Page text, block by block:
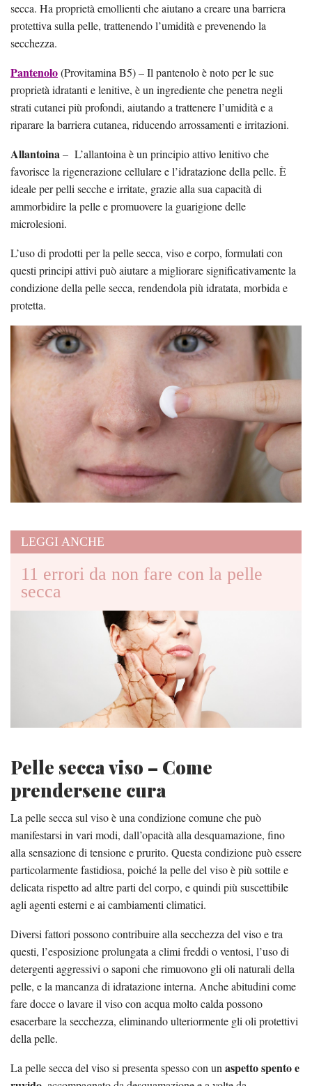
secca. Ha proprietà emollienti che aiutano a creare una barriera
protettiva sulla pelle, trattenendo l’umidità e prevenendo la
secchezza.
Pantenolo(Provitamina B5) – Il pantenolo è noto per le sue
proprietà idratanti e lenitive, è un ingrediente che penetra negli
strati cutanei più profondi, aiutando a trattenere l’umidità e a
riparare la barriera cutanea, riducendo arrossamenti e irritazioni.
Allantoina– L’allantoina è un principio attivo lenitivo che
favorisce la rigenerazione cellulare e l’idratazione della pelle. È
ideale per pelli secche e irritate, grazie alla sua capacità di
ammorbidire la pelle e promuovere la guarigione delle
microlesioni.
L’uso di prodotti per la pelle secca, viso e corpo, formulati con
questi principi attivi può aiutare a migliorare significativamente la
condizione della pelle secca, rendendola più idratata, morbida e
protetta.
LEGGI ANCHE
11 errori da non fare con la pelle
secca
Pelle secca viso – Come
prendersene cura
La pelle secca sul viso è una condizione comune che può
manifestarsi in vari modi, dall’opacità alla desquamazione, fino
alla sensazione di tensione e prurito. Questa condizione può essere
particolarmente fastidiosa, poiché la pelle del viso è più sottile e
delicata rispetto ad altre parti del corpo, e quindi più suscettibile
agli agenti esterni e ai cambiamenti climatici.
Diversi fattori possono contribuire alla secchezza del viso e tra
questi, l’esposizione prolungata a climi freddi o ventosi, l’uso di
detergenti aggressivi o saponi che rimuovono gli oli naturali della
pelle, e la mancanza di idratazione interna. Anche abitudini come
fare docce o lavare il viso con acqua molto calda possono
esacerbare la secchezza, eliminando ulteriormente gli oli protettivi
della pelle.
La pelle secca del viso si presenta spesso con un aspetto spento e